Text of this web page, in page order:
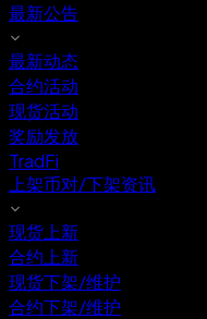
最新公告
最新动态
合约活动
现货活动
奖励发放
TradFi
上架币对/下架资讯
现货上新
合约上新
现货下架/维护
合约下架/维护